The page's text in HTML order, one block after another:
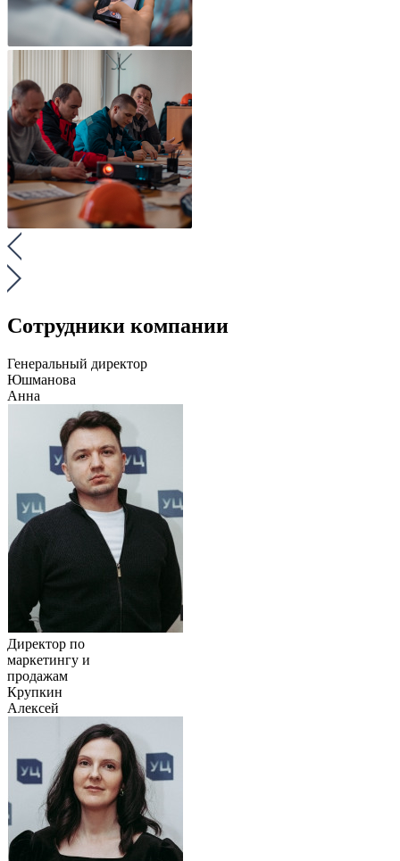
Сотрудники компании
Генеральный директор
Юшманова
Анна
Директор по
маркетингу и
продажам
Крупкин
Алексей